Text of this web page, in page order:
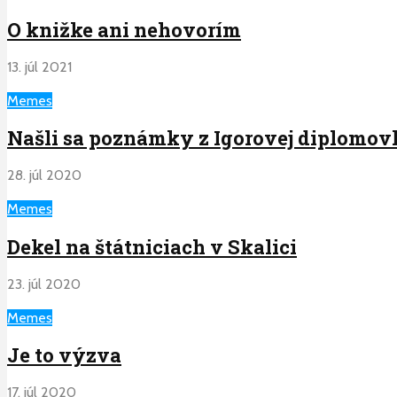
O knižke ani nehovorím
13. júl 2021
Memes
Našli sa poznámky z Igorovej
28. júl 2020
Memes
Dekel na štátniciach v Skalici
23. júl 2020
Memes
Je to výzva
17. júl 2020